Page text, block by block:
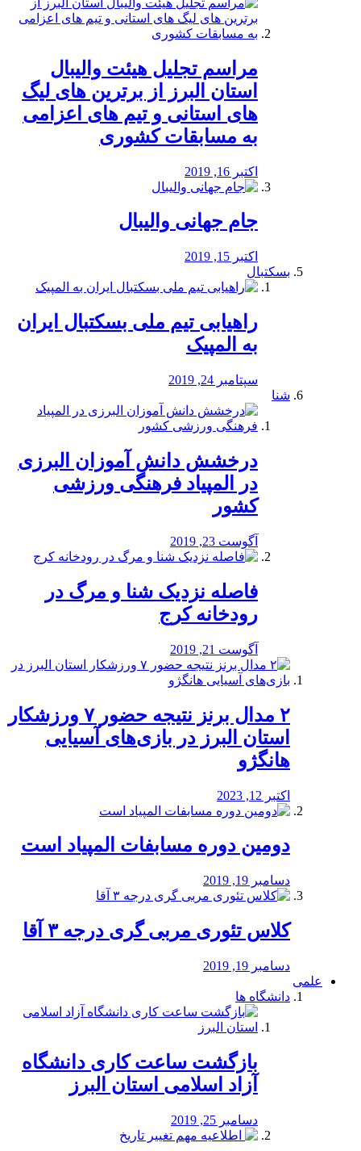
مراسم تجلیل هیئت والیبال
استان البرز از برترین های لیگ
های استانی و تیم های اعزامی
به مسابقات کشوری
اکتبر 16, 2019
جام جهانی والیبال
اکتبر 15, 2019
بسکتبال
راهیابی تیم ملی بسکتبال ایران
به المپیک
سپتامبر 24, 2019
شنا
درخشش دانش آموزان البرزی
در المپیاد فرهنگی ورزشی
کشور
آگوست 23, 2019
️فاصله نزدیک شنا و مرگ در
رودخانه کرج
آگوست 21, 2019
۲ مدال برنز نتیجه حضور ۷ ورزشکار
استان البرز در بازی‌های آسیایی
هانگژو
اکتبر 12, 2023
دومین دوره مسابفات المپیاد است
دسامبر 19, 2019
کلاس تئوری مربی گری درجه ۳ آقا
دسامبر 19, 2019
علمی
دانشگاه ها
بازگشت ساعت کاری دانشگاه
آزاد اسلامی استان البرز
دسامبر 25, 2019